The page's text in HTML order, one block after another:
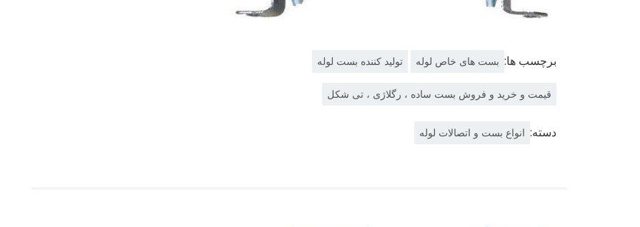
برچسب ها: بست های خاص لوله تولید کننده بست لوله
قیمت و خرید و فروش بست ساده ، رگلاژی ، تی شکل
دسته: انواع بست و اتصالات لوله